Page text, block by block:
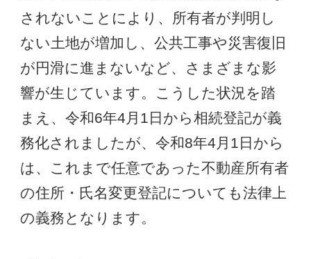
されないことにより、所有者が判明し
ない土地が増加し、公共工事や災害復旧
が円滑に進まないなど、さまざまな影
響が生じています。こうした状況を踏
まえ、令和6年4月1日から相続登記が義
務化されましたが、令和8年4月1日から
は、これまで任意であった不動産所有者
の住所・氏名変更登記についても法律上
の義務となります。